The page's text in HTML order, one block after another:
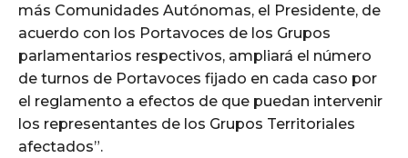
más Comunidades Autónomas, el Presidente, de
acuerdo con los Portavoces de los Grupos
parlamentarios respectivos, ampliará el número
de turnos de Portavoces fijado en cada caso por
el reglamento a efectos de que puedan intervenir
los representantes de los Grupos Territoriales
afectados”.